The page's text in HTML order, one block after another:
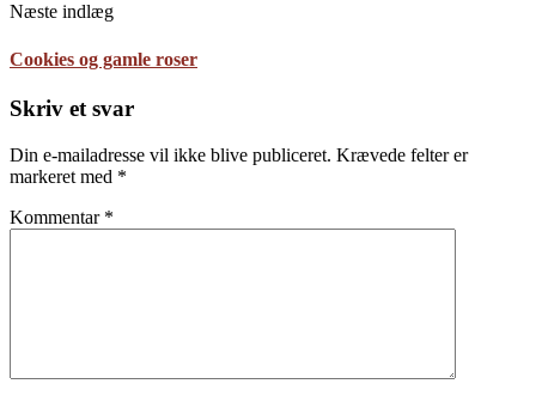
Næste indlæg
Cookies og gamle roser
Skriv et svar
Din e-mailadresse vil ikke blive publiceret. Krævede felter er
markeret med *
Kommentar *